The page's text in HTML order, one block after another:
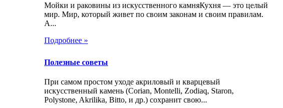
Мойки и раковины из искусственного камняКухня — это целый
мир. Мир, который живет по своим законам и своим правилам.
А...
Подробнее »
Полезные советы
При самом простом уходе акриловый и кварцевый
искусственный камень (Corian, Montelli, Zodiaq, Staron,
Polystone, Akrilika, Bitto, и др.) сохранит свою...